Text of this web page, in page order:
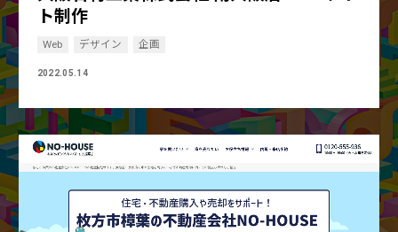
ト制作
Web デザイン 企画
2022.05.14